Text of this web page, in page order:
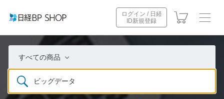
ログイン / 日経
ID新規登録
すべての商品